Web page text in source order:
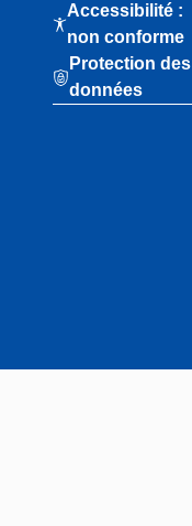
Accessibilité :
non conforme
Protection des
données